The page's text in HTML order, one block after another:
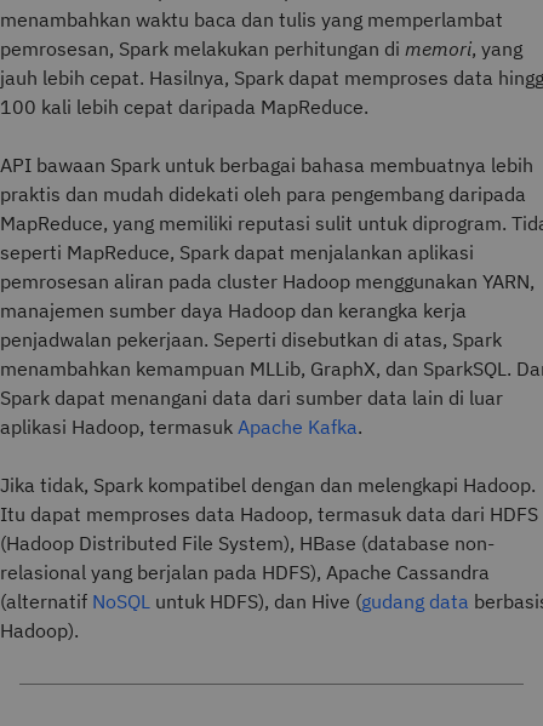
menambahkan waktu baca dan tulis yang memperlambat
pemrosesan, Spark melakukan perhitungan di memori, yang
jauh lebih cepat. Hasilnya, Spark dapat memproses data
100 kali lebih cepat daripada MapReduce.
API bawaan Spark untuk berbagai bahasa membuatnya lebih
praktis dan mudah didekati oleh para pengembang daripada
MapReduce, yang memiliki reputasi sulit untuk diprogram.
seperti MapReduce, Spark dapat menjalankan aplikasi
pemrosesan aliran pada cluster Hadoop menggunakan YARN,
manajemen sumber daya Hadoop dan kerangka kerja
penjadwalan pekerjaan. Seperti disebutkan di atas, Spark
menambahkan kemampuan MLLib, GraphX, dan SparkSQL.
Spark dapat menangani data dari sumber data lain di luar
aplikasi Hadoop, termasuk Apache Kafka.
Jika tidak, Spark kompatibel dengan dan melengkapi Hadoop.
Itu dapat memproses data Hadoop, termasuk data dari HDFS
(Hadoop Distributed File System), HBase (database non-
relasional yang berjalan pada HDFS), Apache Cassandra
(alternatif NoSQL untuk HDFS), dan Hive (gudang data
Hadoop).